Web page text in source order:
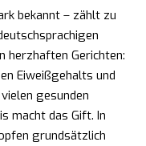
bekannt – zählt zu
herzhaften Gerichten:
Eiweißgehalts und
gesunden
macht das Gift. In
grundsätzlich